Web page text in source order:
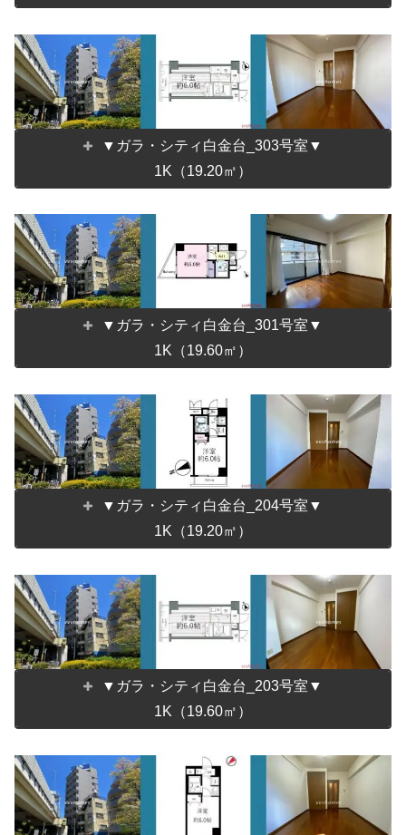
▼ガラ・シティ白金台_303号室▼
1K（19.20㎡）
▼ガラ・シティ白金台_301号室▼
1K（19.60㎡）
▼ガラ・シティ白金台_204号室▼
1K（19.20㎡）
▼ガラ・シティ白金台_203号室▼
1K（19.60㎡）